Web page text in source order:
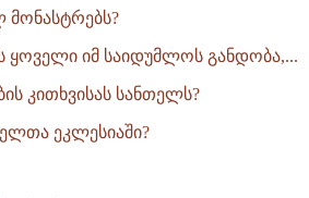
მონასტრებს?
ყოველი იმ საიდუმლოს განდობა,...
კითხვისას სანთელს?
ეკლესიაში?